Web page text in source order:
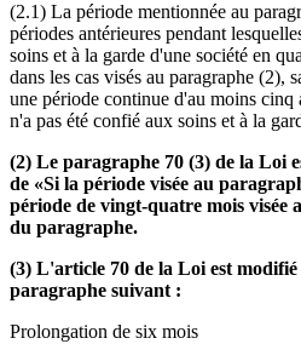
(2.1) La période mentionnée au
périodes antérieures pendant
soins et à la garde d'une société en
dans les cas visés au paragraphe (2),
une période continue d'au moins cinq
n'a pas été confié aux soins et à la
(2) Le paragraphe 70 (3) de la Loi
de «Si la période visée au
période de vingt-quatre mois visée
du paragraphe.
(3) L'article 70 de la Loi est
paragraphe suivant :
Prolongation de six mois